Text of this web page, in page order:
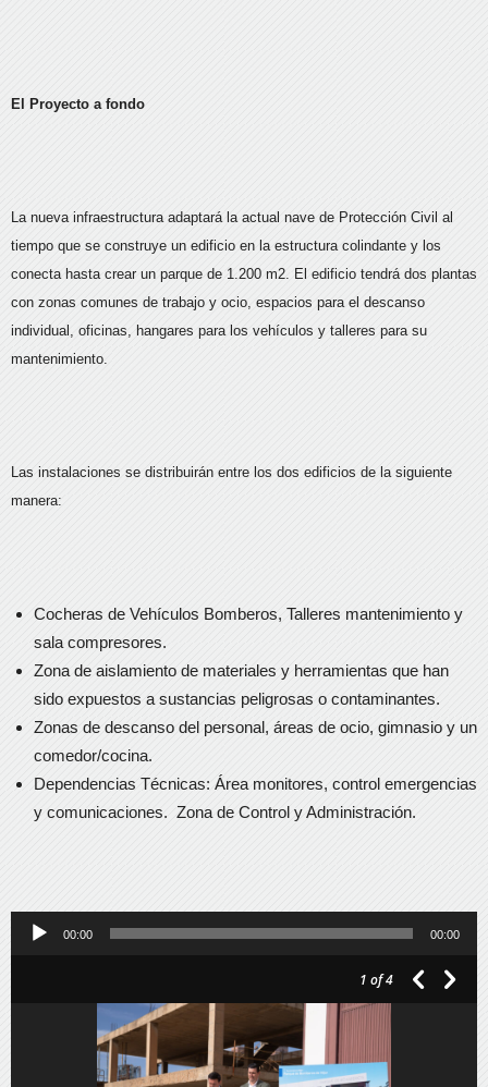
El Proyecto a fondo
La nueva infraestructura adaptará la actual nave de Protección Civil al
tiempo que se construye un edificio en la estructura colindante y los
conecta hasta crear un parque de 1.200 m2. El edificio tendrá dos plantas
con zonas comunes de trabajo y ocio, espacios para el descanso
individual, oficinas, hangares para los vehículos y talleres para su
mantenimiento.
Las instalaciones se distribuirán entre los dos edificios de la siguiente
manera:
Cocheras de Vehículos Bomberos, Talleres mantenimiento y
sala compresores.
Zona de aislamiento de materiales y herramientas que han
sido expuestos a sustancias peligrosas o contaminantes.
Zonas de descanso del personal, áreas de ocio, gimnasio y un
comedor/cocina.
Dependencias Técnicas: Área monitores, control emergencias
y comunicaciones. Zona de Control y Administración.
Reproductor
00:00 00:00
1 of 4